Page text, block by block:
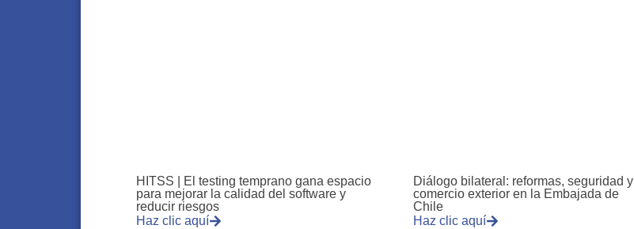
HITSS | El testing temprano gana espacio
para mejorar la calidad del software y
reducir riesgos
Haz clic aquí
Diálogo bilateral: reformas, seguridad y
comercio exterior en la Embajada de
Chile
Haz clic aquí